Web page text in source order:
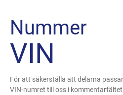
Nummer
VIN
För att säkerställa att delarna
VIN-numret till oss i